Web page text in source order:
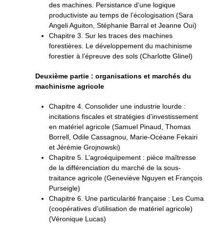
des machines. Persistance d’une logique
productiviste au temps de l’écologisation (Sara
Angeli Aguiton, Stéphanie Barral et Jeanne Oui)
Chapitre 3. Sur les traces des machines
forestières. Le développement du machinisme
forestier à l’épreuve des sols (Charlotte Glinel)
Deuxième partie : organisations et marchés du
machinisme agricole
Chapitre 4. Consolider une industrie lourde :
incitations fiscales et stratégies d’investissement
en matériel agricole (Samuel Pinaud, Thomas
Borrell, Odile Cassagnou, Marie-Océane Fekairi
et Jérémie Grojnowski)
Chapitre 5. L’agroéquipement : pièce maîtresse
de la différenciation du marché de la sous-
traitance agricole (Geneviève Nguyen et François
Purseigle)
Chapitre 6. Une particularité française : Les Cuma
(coopératives d’utilisation de matériel agricole)
(Véronique Lucas)